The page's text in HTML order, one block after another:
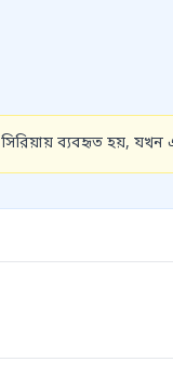
ব্যবহৃত হয়, যখন